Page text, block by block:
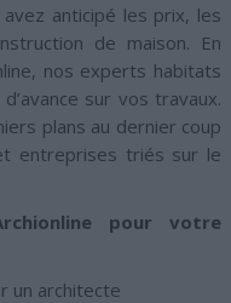
anticipé les prix, les
de maison. En
nos experts habitats
sur vos travaux.
plans au dernier coup
entreprises triés sur le
pour votre
un architecte